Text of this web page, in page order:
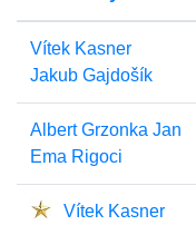
Vítek Kasner
Jakub Gajdošík
Albert Grzonka Jan
Ema Rigoci
Vítek Kasner